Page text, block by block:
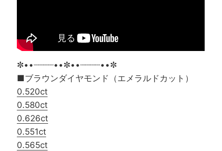
✼••┈┈┈┈••✼••┈┈┈┈••✼
■ブラウンダイヤモンド（エメラルドカット）
0.520ct
0.580ct
0.626ct
0.551ct
0.565ct